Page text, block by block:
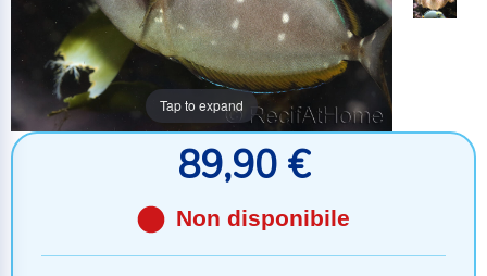
Tap to expand
89,90 €
Non disponibile